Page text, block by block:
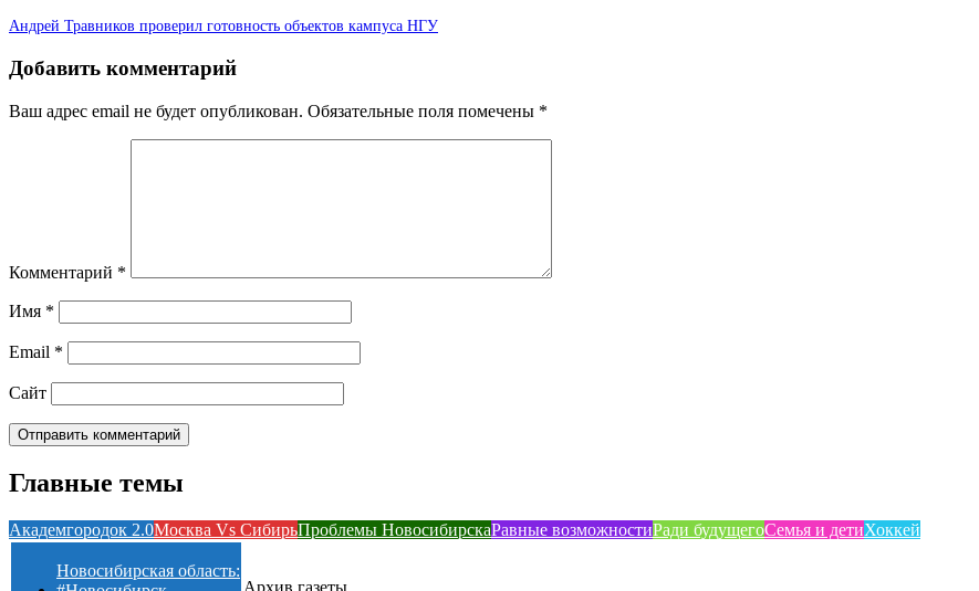
Андрей Травников проверил готовность объектов кампуса НГУ
Добавить комментарий
Ваш адрес email не будет опубликован. Обязательные поля помечены *
Комментарий *
Имя *
Email *
Сайт
Главные темы
Академгородок 2.0Москва Vs СибирьПроблемы НовосибирскаРавные возможностиРади будущегоСемья и детиХоккей
Новосибирская область:
Архив газеты